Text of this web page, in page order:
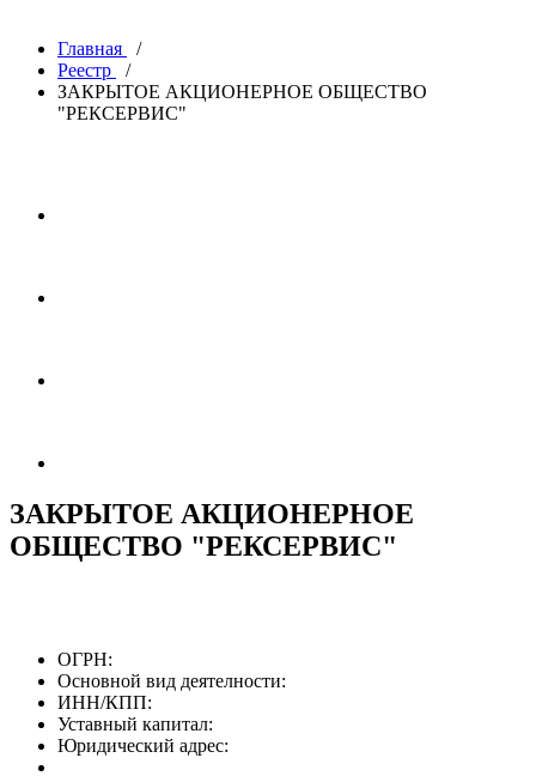
Главная
/
Реестр
/
ЗАКРЫТОЕ АКЦИОНЕРНОЕ ОБЩЕСТВО
"РЕКСЕРВИС"
ЗАКРЫТОЕ АКЦИОНЕРНОЕ
ОБЩЕСТВО "РЕКСЕРВИС"
ОГРН:
Основной вид деятелности:
ИНН/КПП:
Уставный капитал:
Юридический адрес: